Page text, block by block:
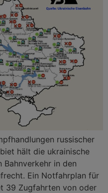
russischer
hält die ukrainische
Bahnverkehr in den
Ein Notfahrplan für
39 Zugfahrten von oder